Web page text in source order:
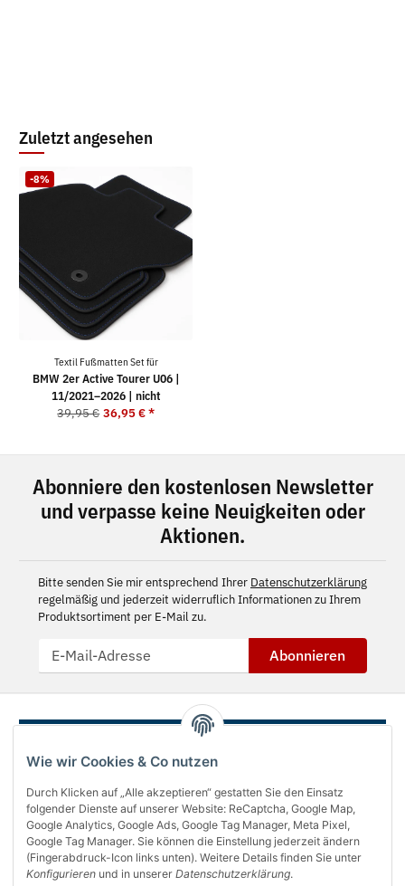
Wie wir Cookies & Co nutzen
Durch Klicken auf „Alle akzeptieren“ gestatten Sie den Einsatz
folgender Dienste auf unserer Website: ReCaptcha, Google Map,
Google Analytics, Google Ads, Google Tag Manager, Meta Pixel,
Google Tag Manager. Sie können die Einstellung jederzeit ändern
(Fingerabdruck-Icon links unten). Weitere Details finden Sie unter
Konfigurieren und in unserer Datenschutzerklärung.
Zuletzt angesehen
-8%
Textil Fußmatten Set für
BMW 2er Active Tourer U06 |
11/2021–2026 | nicht
39,95 € 36,95 €*
Abonniere den kostenlosen Newsletter
und verpasse keine Neuigkeiten oder
Aktionen.
Bitte senden Sie mir entsprechend Ihrer Datenschutzerklärung
regelmäßig und jederzeit widerruflich Informationen zu Ihrem
Produktsortiment per E-Mail zu.
Abonnieren
Über uns